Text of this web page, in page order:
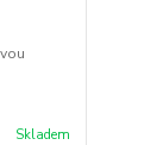
Skladem